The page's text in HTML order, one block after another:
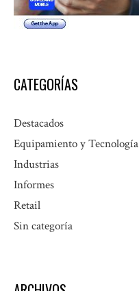
CATEGORÍAS
Destacados
Equipamiento y Tecnología
Industrias
Informes
Retail
Sin categoría